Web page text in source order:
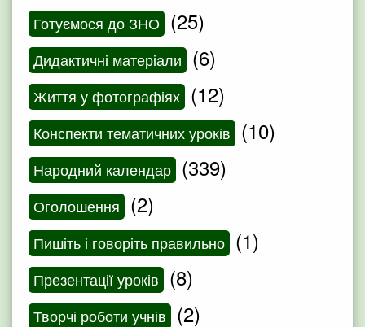
Готуємося до ЗНО (25)
Дидактичні матеріали (6)
Життя у фотографіях (12)
Конспекти тематичних уроків (10)
Народний календар (339)
Оголошення (2)
Пишіть і говоріть правильно (1)
Презентації уроків (8)
Творчі роботи учнів (2)